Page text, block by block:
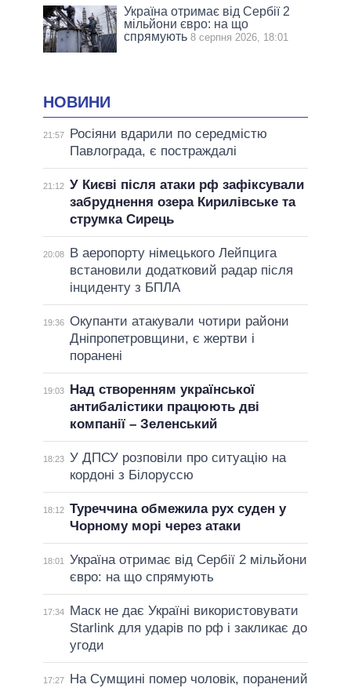
Україна отримає від Сербії 2
мільйони євро: на що
спрямують 8 серпня 2026, 18:01
НОВИНИ
21:57
Росіяни вдарили по середмістю
Павлограда, є постраждалі
21:12 У Києві після атаки рф зафіксували
забруднення озера Кирилівське та
струмка Сирець
20:08
В аеропорту німецького Лейпцига
встановили додатковий радар після
інциденту з БПЛА
19:36 Окупанти атакували чотири райони
Дніпропетровщини, є жертви і
поранені
19:03
Над створенням української
антибалістики працюють дві
компанії – Зеленський
18:23 У ДПСУ розповіли про ситуацію на
кордоні з Білоруссю
18:12 Туреччина обмежила рух суден у
Чорному морі через атаки
18:01
Україна отримає від Сербії 2 мільйони
євро: на що спрямують
17:34
Маск не дає Україні використовувати
Starlink для ударів по рф і закликає до
угоди
17:27
На Сумщині помер чоловік, поранений